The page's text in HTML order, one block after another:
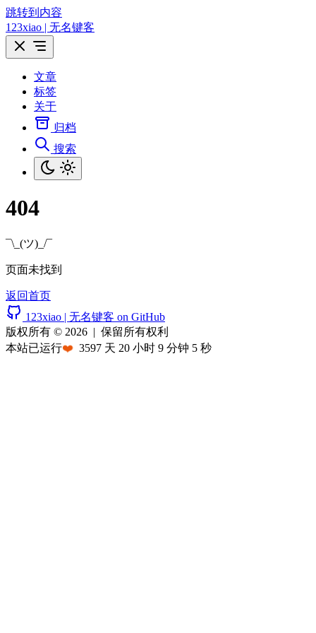
跳转到内容
123xiao | 无名键客
文章
标签
关于
归档
搜索
404
¯\_(ツ)_/¯
页面未找到
返回首页
123xiao | 无名键客 on GitHub
版权所有 © 2026 | 保留所有权利
本站已运行❤️ 3597 天 20 小时 9 分钟 5 秒